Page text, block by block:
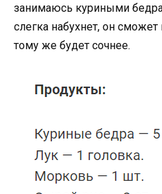
занимаюсь куриными
слегка набухнет, он
тому же будет сочнее.